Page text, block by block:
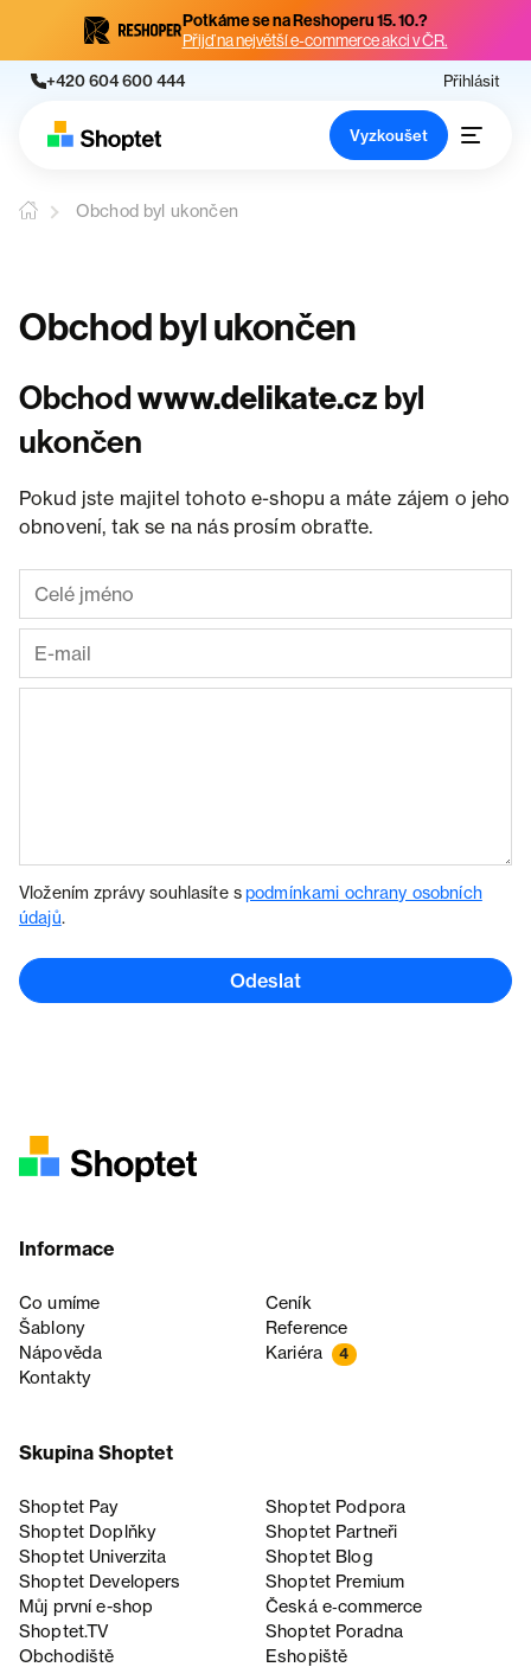
Potkáme se na Reshoperu 15. 10.?
Přijď na největší e-commerce akci v ČR.
+420 604 600 444 Přihlásit
Vyzkoušet
Obchod byl ukončen
Obchod byl ukončen
Obchodwww.delikate.cz byl
ukončen
Pokud jste majitel tohoto e-shopu a máte zájem o jeho
obnovení, tak se na nás prosím obraťte.
Vložením zprávy souhlasíte spodmínkami ochrany osobních
údajů.
Odeslat
Informace
Co umíme
Ceník
Šablony
Reference
Nápověda
Kariéra 4
Kontakty
Skupina Shoptet
Shoptet Pay
Shoptet Podpora
Shoptet Doplňky
Shoptet Partneři
Shoptet Univerzita
Shoptet Blog
Shoptet Developers
Shoptet Premium
Můj první e-shop
Česká e‑commerce
Shoptet.TV
Shoptet Poradna
Obchodiště
Eshopiště